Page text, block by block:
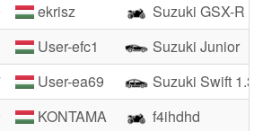
ekrisz
Suzuki GSX-R
User-efc1
Suzuki Junior
User-ea69
Suzuki Swift 1.3
KONTAMA
f4ihdhd